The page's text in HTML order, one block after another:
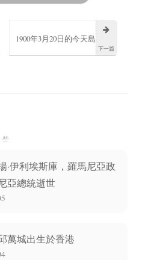
下一篇
1900年3月20日的今天島
·伊利埃斯庫，羅馬尼亞政
亞總統逝世
萬城出生於香港